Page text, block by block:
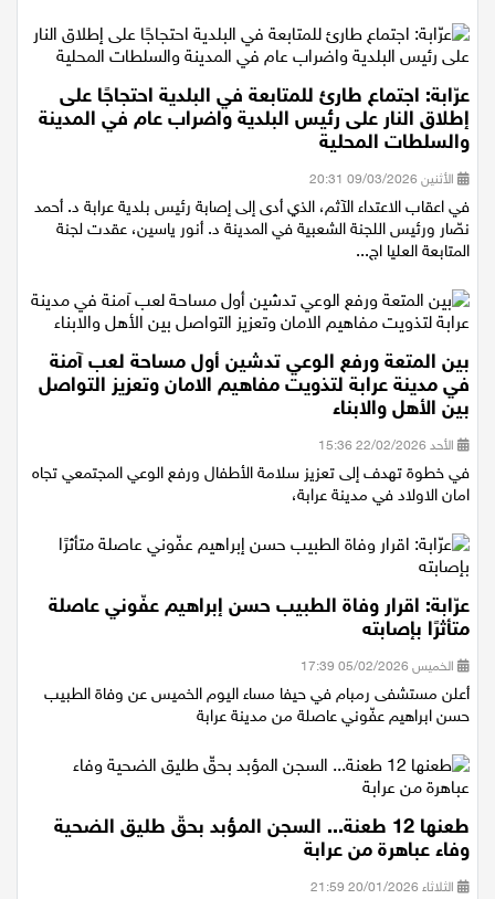
عرّابة: اجتماع طارئ للمتابعة في البلدية احتجاجًا على
إطلاق النار على رئيس البلدية واضراب عام في المدينة
والسلطات المحلية
الأثنين 09/03/2026 20:31
في اعقاب الاعتداء الآثم، الذي أدى إلى إصابة رئيس بلدية عرابة د. أحمد
نصّار ورئيس اللجنة الشعبية في المدينة د. أنور ياسين، عقدت لجنة
المتابعة العليا اج...
بين المتعة ورفع الوعي تدشين أول مساحة لعب آمنة
في مدينة عرابة لتذويت مفاهيم الامان وتعزيز التواصل
بين الأهل والابناء
الأحد 22/02/2026 15:36
في خطوة تهدف إلى تعزيز سلامة الأطفال ورفع الوعي المجتمعي تجاه
امان الاولاد في مدينة عرابة،
عرّابة: اقرار وفاة الطبيب حسن إبراهيم عفّوني عاصلة
متأثرًا بإصابته
الخميس 05/02/2026 17:39
أعلن مستشفى رمبام في حيفا مساء اليوم الخميس عن وفاة الطبيب
حسن ابراهيم عفّوني عاصلة من مدينة عرابة
طعنها 12 طعنة... السجن المؤبد بحقّ طليق الضحية
وفاء عباهرة من عرابة
الثلاثاء 20/01/2026 21:59